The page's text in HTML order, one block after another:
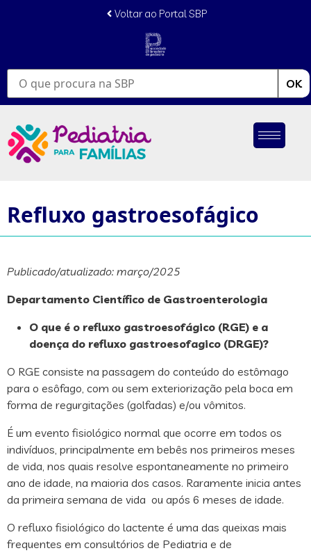
Voltar ao Portal SBP
OK
Refluxo gastroesofágico
Publicado/atualizado: março/2025
Departamento Científico de Gastroenterologia
O que é o refluxo gastroesofágico (RGE) e a
doença do refluxo gastroesofagico (DRGE)?
O RGE consiste na passagem do conteúdo do estômago
para o esôfago, com ou sem exteriorização pela boca em
forma de regurgitações (golfadas) e/ou vômitos.
É um evento fisiológico normal que ocorre em todos os
indivíduos, principalmente em bebês nos primeiros meses
de vida, nos quais resolve espontaneamente no primeiro
ano de idade, na maioria dos casos. Raramente inicia antes
da primeira semana de vida ou após 6 meses de idade.
O refluxo fisiológico do lactente é uma das queixas mais
frequentes em consultórios de Pediatria e de